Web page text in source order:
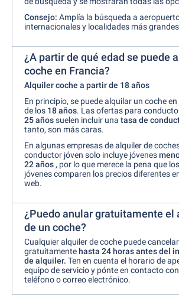
Consejo: Amplía la búsqueda a
internacionales y localidades más
¿A partir de qué edad se puede
coche en Francia?
Alquiler coche a partir de 18 años
En principio, se puede alquilar un coche
de los 18 años. Las ofertas para
25 añossuelen incluir una tasa de
tanto, son más caras.
En algunas empresas de alquiler de
conductor jóven solo incluye jóvenes
22 años , por lo que merece la pena que
jóvenes comparen los precios diferentes
web.
¿Puedo anular gratuitamente el
de un coche?
Cualquier alquiler de coche puede
gratuitamente hasta 24 horas antes del
de alquiler. Ten en cuenta el horario de
equipo de servicio y pónte en contacto
teléfono o correo electrónico.